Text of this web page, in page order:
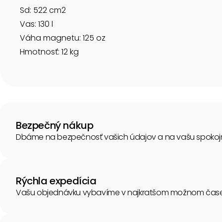
Sd: 522 cm2
Vas: 130 l
Váha magnetu: 125 oz
Hmotnosť: 12 kg
Bezpečný nákup
Dbáme na bezpečnosť vašich údajov a na vašu
Rýchla expedícia
Vašu objednávku vybavíme v najkratšom možnom